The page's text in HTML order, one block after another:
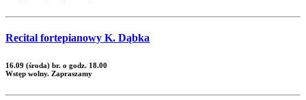
Recital fortepianowy K. Dąbka
16.09 (środa) br. o godz. 18.00
Wstęp wolny. Zapraszamy